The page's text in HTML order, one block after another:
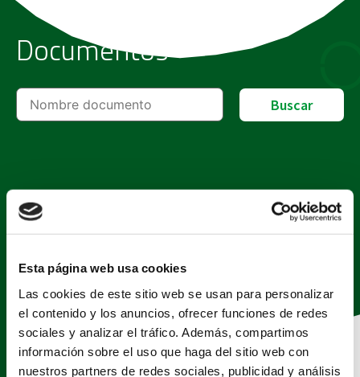
Esta página web usa cookies
Las cookies de este sitio web se usan para personalizar
el contenido y los anuncios, ofrecer funciones de redes
sociales y analizar el tráfico. Además, compartimos
información sobre el uso que haga del sitio web con
nuestros partners de redes sociales, publicidad y análisis
Documentos
Nombre documento Buscar
14 de junio de 2024
I Plan de Juventud de Sant Vicent
2.4MB